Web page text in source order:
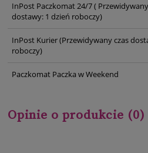
InPost Paczkomat 24/7(
dostawy: 1 dzień roboczy)
InPost Kurier(Przewidywany czas
roboczy)
Paczkomat Paczka w Weekend
Opinie o produkcie (0)